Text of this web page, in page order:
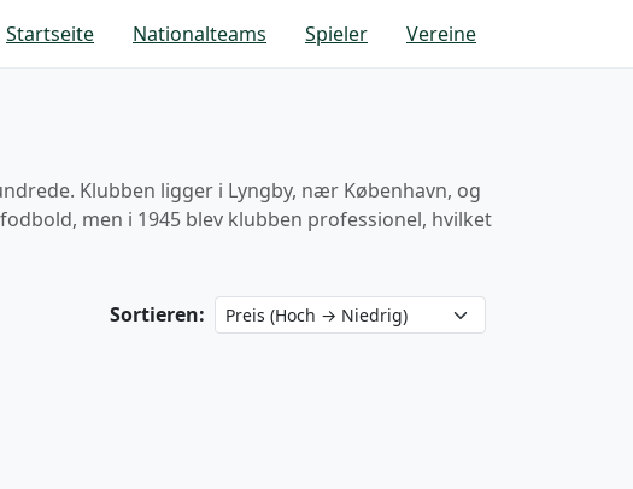
Startseite Nationalteams Spieler Vereine
Klubben ligger i Lyngby, nær København, og
men i 1945 blev klubben professionel, hvilket
Sortieren: